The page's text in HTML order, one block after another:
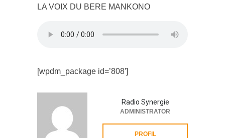
LA VOIX DU BERE MANKONO
[wpdm_package id=’808′]
Radio Synergie
ADMINISTRATOR
PROFIL